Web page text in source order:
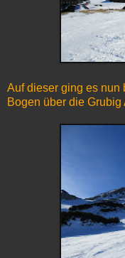
Auf dieser ging es nun
Bogen über die